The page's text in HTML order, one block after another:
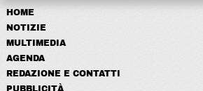
HOME
NOTIZIE
MULTIMEDIA
AGENDA
REDAZIONE E CONTATTI
PUBBLICITÀ